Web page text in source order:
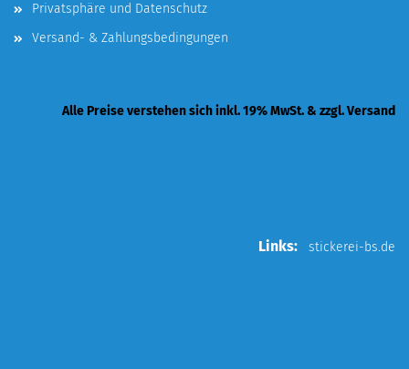
Privatsphäre und Datenschutz
Versand- & Zahlungsbedingungen
Alle Preise verstehen sich inkl. 19% MwSt. & zzgl. Versand
Links: stickerei-bs.de